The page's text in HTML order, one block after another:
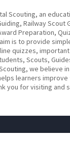
Scouting, an
Railway Scout
Preparation,
is to provide
quizzes,
Scouts,
we believe
learners
you for visiting and